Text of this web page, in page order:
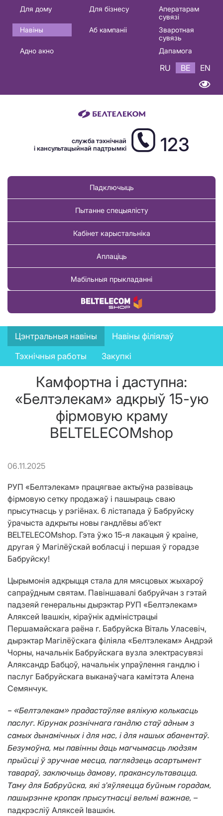
Основная
навигация
BE
Для дому Для бізнесу
Аператарам
сувязі
Навіны
Аб кампаніі
Зваротная
сувязь
Адно акно
Дапамога
RU BE EN
служба тэхнічнай
і кансультацыйнай падтрымкі
123
Падключыць
Пытанне спецыялісту
Кабінет карыстальніка
Аплаціць
Мабільныя прыкладанні
Купіць тавар
News
menu
Цэнтральныя навіны
Навіны філіялаў
Тэхнічныя работы
Закупкі
Камфортна і даступна:
«Белтэлекам» адкрыў 15-ую
фірмовую краму
BELTELECOMshop
06.11.2025
РУП «Белтэлекам» працягвае актыўна развіваць
фірмовую сетку продажаў і пашыраць сваю
прысутнасць у рэгіёнах. 6 лістапада ў Бабруйску
ўрачыста адкрыты новы гандлёвы аб'ект
BELTELECOMshop. Гэта ўжо 15-я лакацыя ў краіне,
другая ў Магілёўскай вобласці і першая ў горадзе
Бабруйску!
Цырымонія адкрыцця стала для мясцовых жыхароў
сапраўдным святам. Павіншавалі бабруйчан з гэтай
падзеяй генеральны дырэктар РУП «Белтэлекам»
Аляксей Івашкін, кіраўнік адміністрацыі
Першамайскага раёна г. Бабруйска Віталь Уласевіч,
дырэктар Магілёўскага філіяла «Белтэлекам» Андрэй
Чорны, начальнік Бабруйскага вузла электрасувязі
Аляксандр Бабцоў, начальнік упраўлення гандлю і
паслуг Бабруйскага выканаўчага камітэта Алена
Семянчук.
– «Белтэлекам» прадастаўляе вялікую колькасць
паслуг. Кірунак рознічнага гандлю стаў адным з
самых дынамічных і для нас, і для нашых абанентаў.
Безумоўна, мы павінны даць магчымасць людзям
прыйсці ў зручнае месца, паглядзець асартымент
тавараў, заключыць дамову, пракансультавацца.
Таму для Бабруйска, які з'яўляецца буйным горадам,
пашырэнне кропак прысутнасці вельмі важнае, –
падкрэсліў Аляксей Івашкін.